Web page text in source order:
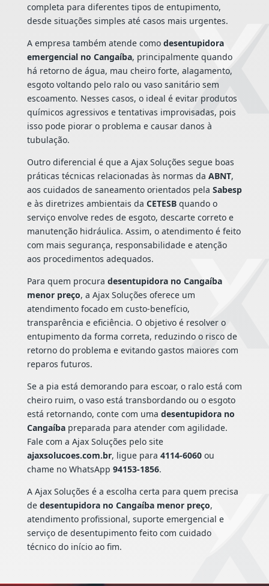
completa para diferentes tipos de entupimento,
desde situações simples até casos mais urgentes.
A empresa também atende como desentupidora
emergencial no Cangaíba, principalmente quando
há retorno de água, mau cheiro forte, alagamento,
esgoto voltando pelo ralo ou vaso sanitário sem
escoamento. Nesses casos, o ideal é evitar produtos
químicos agressivos e tentativas improvisadas, pois
isso pode piorar o problema e causar danos à
tubulação.
Outro diferencial é que a Ajax Soluções segue boas
práticas técnicas relacionadas às normas da ABNT,
aos cuidados de saneamento orientados pela Sabesp
e às diretrizes ambientais da CETESBquando o
serviço envolve redes de esgoto, descarte correto e
manutenção hidráulica. Assim, o atendimento é feito
com mais segurança, responsabilidade e atenção
aos procedimentos adequados.
Para quem procura desentupidora no Cangaíba
menor preço, a Ajax Soluções oferece um
atendimento focado em custo-benefício,
transparência e eficiência. O objetivo é resolver o
entupimento da forma correta, reduzindo o risco de
retorno do problema e evitando gastos maiores com
reparos futuros.
Se a pia está demorando para escoar, o ralo está com
cheiro ruim, o vaso está transbordando ou o esgoto
está retornando, conte com uma desentupidora no
Cangaíbapreparada para atender com agilidade.
Fale com a Ajax Soluções pelo site
ajaxsolucoes.com.br, ligue para 4114-6060ou
chame no WhatsApp 94153-1856.
A Ajax Soluções é a escolha certa para quem precisa
de desentupidora no Cangaíba menor preço,
atendimento profissional, suporte emergencial e
serviço de desentupimento feito com cuidado
técnico do início ao fim.